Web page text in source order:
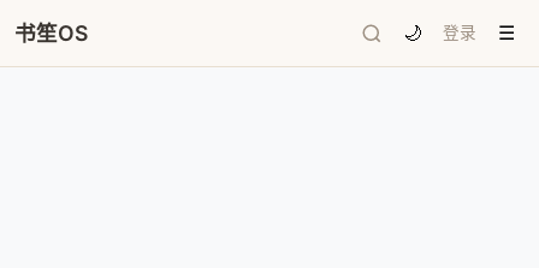
书笙OS 🌙 登录 ☰